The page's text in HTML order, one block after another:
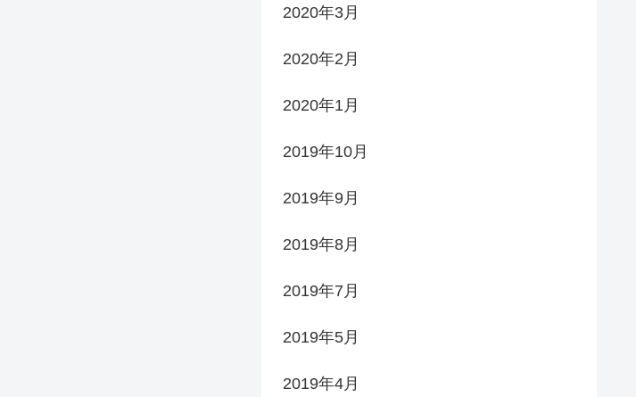
2020年3月
2020年2月
2020年1月
2019年10月
2019年9月
2019年8月
2019年7月
2019年5月
2019年4月